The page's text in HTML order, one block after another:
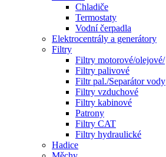
Chladiče
Termostaty
Vodní čerpadla
Elektrocentrály a generátory
Filtry
Filtry motorové/olejové/
Filtry palivové
Filtr pal./Separátor vody
Filtry vzduchové
Filtry kabinové
Patrony
Filtry CAT
Filtry hydraulické
Hadice